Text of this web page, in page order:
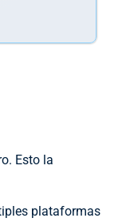
Esto la
plataformas